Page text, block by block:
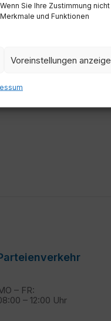
Sie Ihre Zustimmung nicht
und Funktionen
Voreinstellungen
– FR:
– 12:00 Uhr